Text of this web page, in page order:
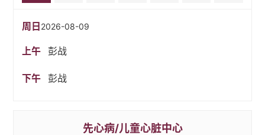
周日 2026-08-09
上午 彭战
下午 彭战
先心病/儿童心脏中心